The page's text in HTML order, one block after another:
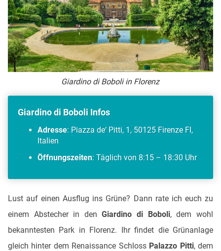
Giardino di Boboli in Florenz
Giardino di Boboli Infos
Adresse: Piazza de‘ Pitti, 1, 50125 Firenze FI,
Italien
Öffnungszeiten: Täglich von 8:15 – 18:30 Uhr
Lust auf einen Ausflug ins Grüne? Dann rate ich euch zu
einem Abstecher in denGiardino di Boboli, dem wohl
bekanntesten Park in Florenz. Ihr findet die Grünanlage
gleich hinter dem Renaissance Schloss Palazzo Pitti, dem